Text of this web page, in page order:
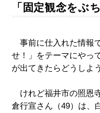
「固定観念をぶ
事前に仕入れた情報
せ！」をテーマにやっ
が出てきたらどうしよ
けれど福井市の照恩
倉行宣さん（49）は、